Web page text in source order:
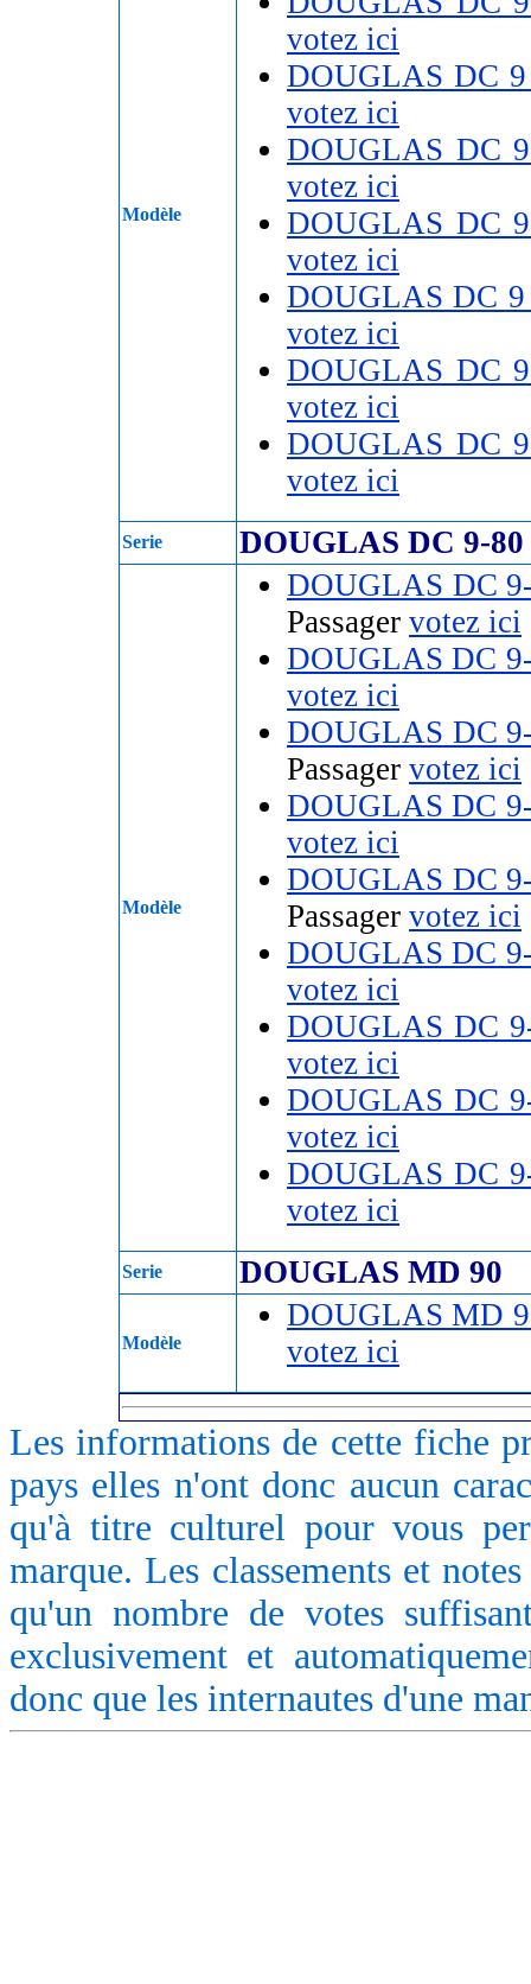
Modèle
votez ici
DOUGLAS DC
votez ici
DOUGLAS DC
votez ici
DOUGLAS DC
votez ici
DOUGLAS DC
votez ici
DOUGLAS DC
votez ici
DOUGLAS DC
votez ici
Serie DOUGLAS DC 9-80
Modèle
DOUGLAS DC
Passager votez ici
DOUGLAS DC
votez ici
DOUGLAS DC
Passager votez ici
DOUGLAS DC
votez ici
DOUGLAS DC
Passager votez ici
DOUGLAS DC
votez ici
DOUGLAS DC
votez ici
DOUGLAS DC
votez ici
DOUGLAS DC
votez ici
Serie DOUGLAS MD 90
Modèle
DOUGLAS MD
votez ici
Les informations de cette fiche
pays elles n'ont donc aucun
qu'à titre culturel pour vous
marque. Les classements et
qu'un nombre de votes
exclusivement et
donc que les internautes d'une